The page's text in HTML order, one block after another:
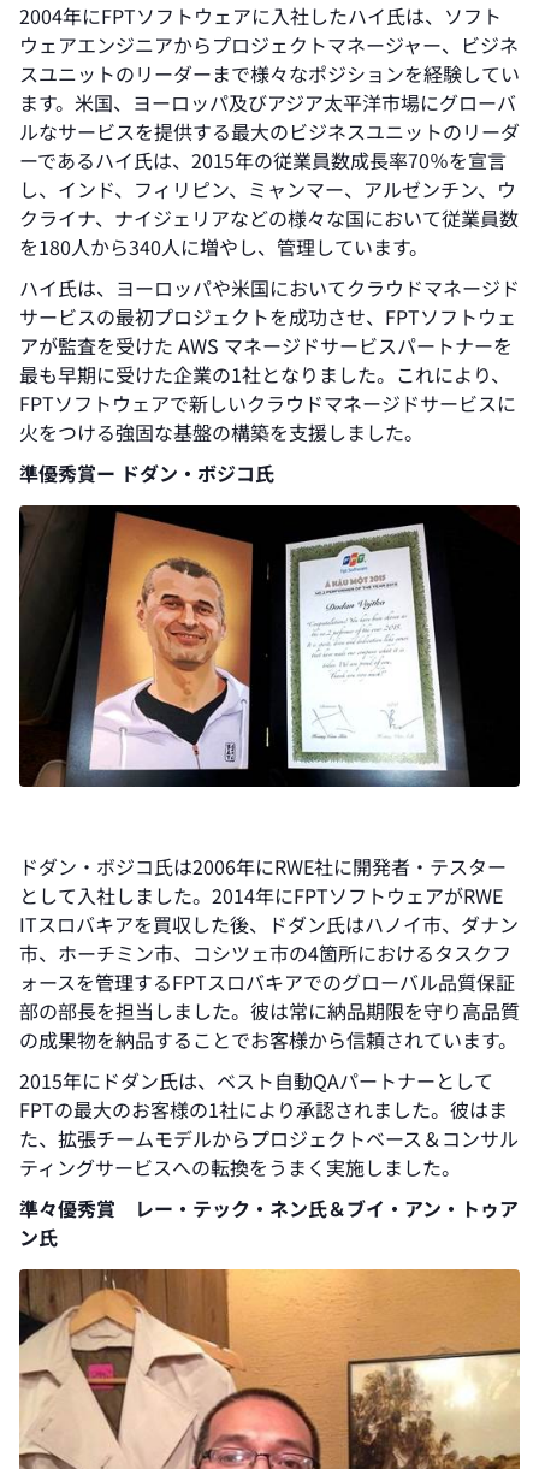
2004年にFPTソフトウェアに入社したハイ氏は、ソフト
ウェアエンジニアからプロジェクトマネージャー、ビジネ
スユニットのリーダーまで様々なポジションを経験してい
ます。米国、ヨーロッパ及びアジア太平洋市場にグローバ
ルなサービスを提供する最大のビジネスユニットのリーダ
ーであるハイ氏は、2015年の従業員数成長率70％を宣言
し、インド、フィリピン、ミャンマー、アルゼンチン、ウ
クライナ、ナイジェリアなどの様々な国において従業員数
を180人から340人に増やし、管理しています。
ハイ氏は、ヨーロッパや米国においてクラウドマネージド
サービスの最初プロジェクトを成功させ、FPTソフトウェ
アが監査を受けた AWS マネージドサービスパートナーを
最も早期に受けた企業の1社となりました。これにより、
FPTソフトウェアで新しいクラウドマネージドサービスに
火をつける強固な基盤の構築を支援しました。
準優秀賞ー ドダン・ボジコ氏
ドダン・ボジコ氏は2006年にRWE社に開発者・テスター
として入社しました。2014年にFPTソフトウェアがRWE
ITスロバキアを買収した後、ドダン氏はハノイ市、ダナン
市、ホーチミン市、コシツェ市の4箇所におけるタスクフ
ォースを管理するFPTスロバキアでのグローバル品質保証
部の部長を担当しました。彼は常に納品期限を守り高品質
の成果物を納品することでお客様から信頼されています。
2015年にドダン氏は、ベスト自動QAパートナーとして
FPTの最大のお客様の1社により承認されました。彼はま
た、拡張チームモデルからプロジェクトベース＆コンサル
ティングサービスへの転換をうまく実施しました。
準々優秀賞 レー・テック・ネン氏＆ブイ・アン・トゥア
ン氏